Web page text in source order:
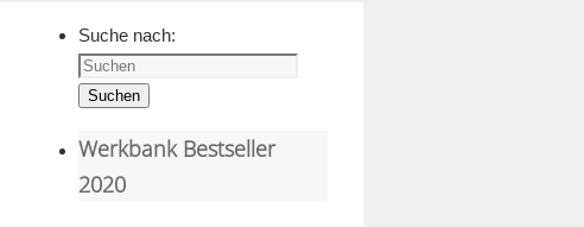
Suche nach:
Suchen
Werkbank Bestseller
2020